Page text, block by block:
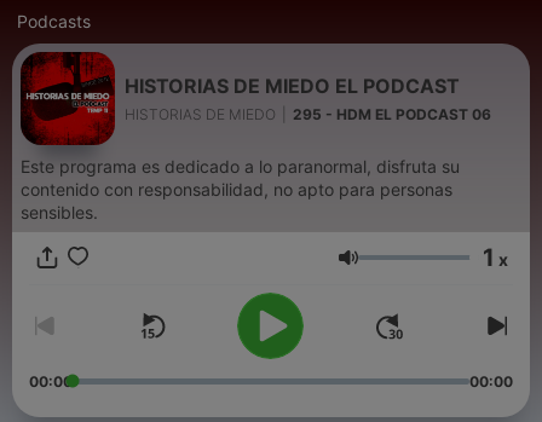
Podcasts
HISTORIAS DE MIEDO EL PODCAST
HISTORIAS DE MIEDO 295 - HDM EL PODCAST 06
Este programa es dedicado a lo paranormal, disfruta su
contenido con responsabilidad, no apto para personas
sensibles.
Volumen 1 x
00:00 00:00